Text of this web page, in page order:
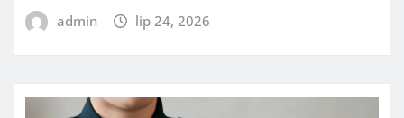
admin lip 24, 2026